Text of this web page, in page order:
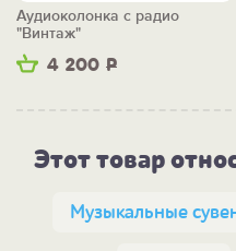
4 200 Р
Аудиоколонка с радио
"Винтаж"
Этот товар
Музыкальные